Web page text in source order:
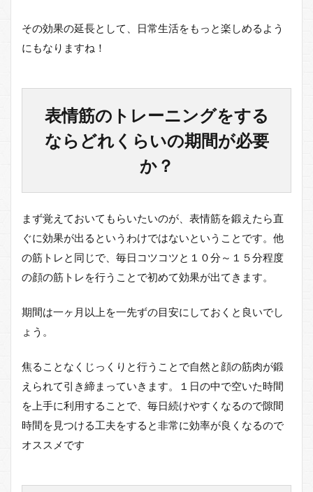
その効果の延長として、日常生活をもっと楽しめるよう
にもなりますね！
表情筋のトレーニングをする
ならどれくらいの期間が必要
か？
まず覚えておいてもらいたいのが、表情筋を鍛えたら直
ぐに効果が出るというわけではないということです。他
の筋トレと同じで、毎日コツコツと１０分～１５分程度
の顔の筋トレを行うことで初めて効果が出てきます。
期間は一ヶ月以上を一先ずの目安にしておくと良いでし
ょう。
焦ることなくじっくりと行うことで自然と顔の筋肉が鍛
えられて引き締まっていきます。１日の中で空いた時間
を上手に利用することで、毎日続けやすくなるので隙間
時間を見つける工夫をすると非常に効率が良くなるので
オススメです